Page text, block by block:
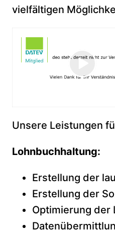
vielfältigen
Unsere Leistungen
Lohnbuchhaltung:
Erstellung der
Erstellung der
Optimierung der